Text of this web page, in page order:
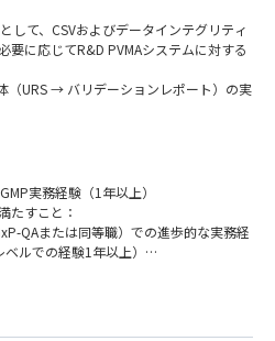
ルおよび実務経験
、MHLW ER/ESを含むGMP規制の深い知
CMO/ベンダーシステムアセスメント用
能力
リティ（ALCOA++原則）の知識と実
手法に関する専門知識
識
）に関する実務経験
デルの標準化・統一化への経験
テム統合、AIバリデーション等）への
して、CSVおよびデータインテグリティ
要に応じてR&D PVMAシステムに対する
（URS → バリデーションレポート）の実
デーションおよびDI評価、バリデーシ
・機能/設計仕様書・テストプロトコル
マトリクス・バリデーション報告書・S
ライフサイクル文書の管理・監督を行
、ベンダーデューデリジェンス、グロー
デーションアプローチの提供、GxPシス
き、GxPシステムの定期評価を実施す
査察およびパートナー監査を支援す
実務経験（1年以上）
たすこと：
QAまたは同等職）での進歩的な実務経
ルでの経験1年以上）
品質関連ITシステム管理の実務経験（1
GAMP5第1版の深い知識と第2版への習